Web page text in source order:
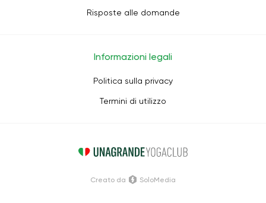
Risposte alle domande
Informazioni legali
Politica sulla privacy
Termini di utilizzo
Creato da SoloMedia